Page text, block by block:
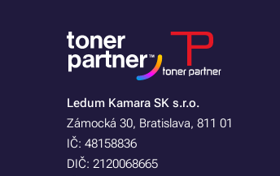
Ledum Kamara SK s.r.o.
Zámocká 30, Bratislava, 811 01
IČ: 48158836
DIČ: 2120068665